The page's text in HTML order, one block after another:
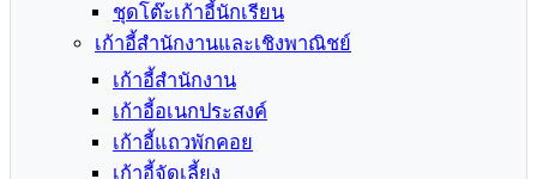
ชุดโต๊ะเก้าอี้นักเรียน
เก้าอี้สำนักงานและเชิงพาณิชย์
เก้าอี้สำนักงาน
เก้าอี้อเนกประสงค์
เก้าอี้แถวพักคอย
เก้าอี้จัดเลี้ยง